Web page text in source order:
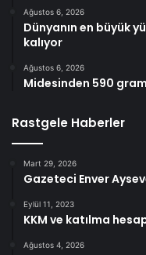
Ağustos 6, 2026
Dünyanın en büyük
kalıyor
Ağustos 6, 2026
Midesinden 590
Rastgele Haberler
Mart 29, 2026
Gazeteci Enver
Eylül 11, 2023
KKM ve katılma
Ağustos 4, 2026